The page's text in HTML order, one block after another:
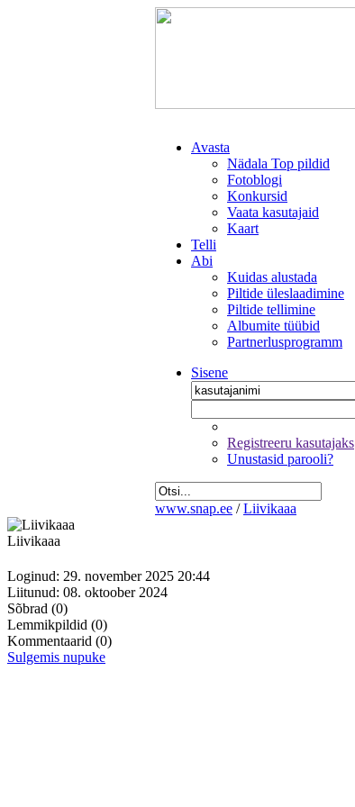
Avasta
Nädala Top pildid
Fotoblogi
Konkursid
Vaata kasutajaid
Kaart
Telli
Abi
Kuidas alustada
Piltide üleslaadimine
Piltide tellimine
Albumite tüübid
Partnerlusprogramm
Sisene
Registreeru kasutajaks
Unustasid parooli?
www.snap.ee / Liivikaaa
Liivikaaa
Loginud: 29. november 2025 20:44
Liitunud: 08. oktoober 2024
Sõbrad (0)
Lemmikpildid (0)
Kommentaarid (0)
Sulgemis nupuke